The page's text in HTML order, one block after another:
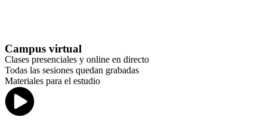
Campus virtual
Clases presenciales y online en directo
Todas las sesiones quedan grabadas
Materiales para el estudio